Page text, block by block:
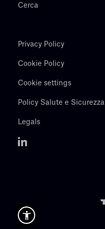
Cerca
Privacy Policy
Cookie Policy
Cookie settings
Policy Salute e Sicurezza
Legals